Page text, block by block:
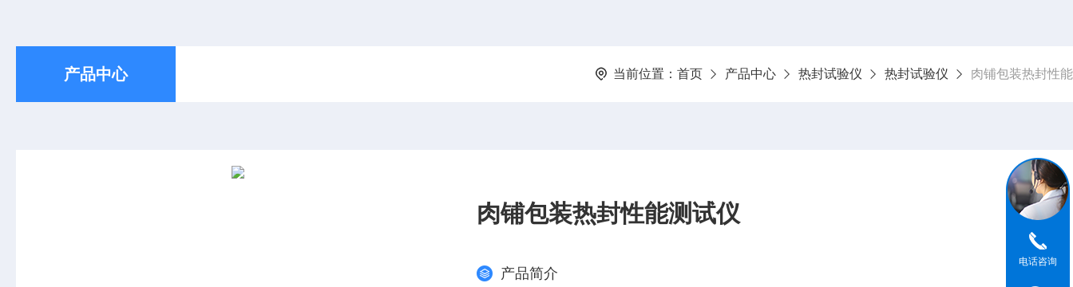
产品中心 当前位置： 首页 产品中心 热封试验仪 热封试验仪 肉铺包装热封性
肉铺包装热封性能测试仪
产品简介
电话咨询